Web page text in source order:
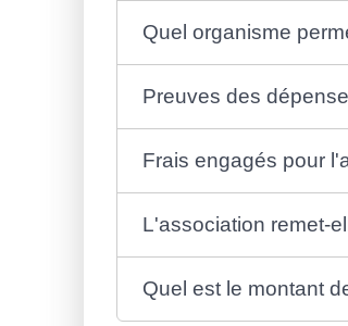
Quel organisme
Preuves des
Frais engagés pour
L'association remet-
Quel est le montant